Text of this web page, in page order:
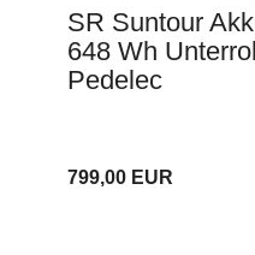
SR Suntour
648 Wh
Pedelec
799,00 EUR